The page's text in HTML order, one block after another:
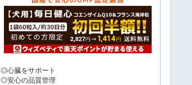
◎心臓をサポート
◎安心の品質管理